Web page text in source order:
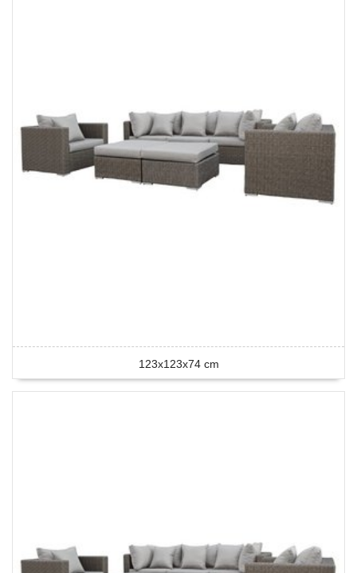
123x123x74 cm